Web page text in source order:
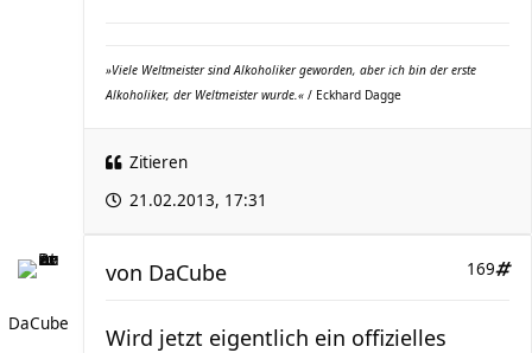
»Viele Weltmeister sind Alkoholiker geworden, aber ich bin der erste
Alkoholiker, der Weltmeister wurde.« / Eckhard Dagge
Zitieren
21.02.2013, 17:31
DaCube
169
von DaCube
Wird jetzt eigentlich ein offizielles